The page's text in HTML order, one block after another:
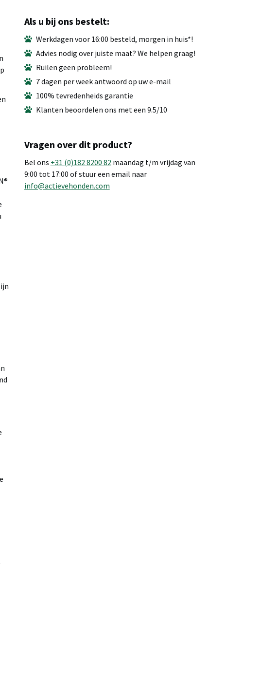
Als u bij ons bestelt:
Werkdagen voor 16:00 besteld, morgen in huis*!
Advies nodig over juiste maat? We helpen graag!
Ruilen geen probleem!
7 dagen per week antwoord op uw e-mail
100% tevredenheids garantie
Klanten beoordelen ons met een 9.5/10
Vragen over dit product?
Bel ons +31 (0)182 8200 82maandag t/m vrijdag van
9:00 tot 17:00 of stuur een email naar
info@actievehonden.com